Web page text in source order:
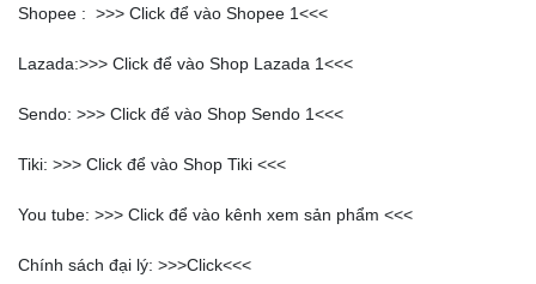
Shopee : >>> Click để vào Shopee 1<<<
Lazada:>>> Click để vào Shop Lazada 1<<<
Sendo: >>> Click để vào Shop Sendo 1<<<
Tiki: >>> Click để vào Shop Tiki <<<
You tube: >>> Click để vào kênh xem sản phẩm <<<
Chính sách đại lý: >>>Click<<<